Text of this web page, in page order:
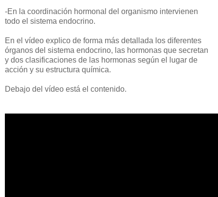
-En la coordinación hormonal del organismo intervienen
todo el sistema endocrino.
En el vídeo explico de forma más detallada los diferentes
órganos del sistema endocrino, las hormonas que secretan
y dos clasificaciones de las hormonas según el lugar de
acción y su estructura química.
Debajo del vídeo está el contenido.